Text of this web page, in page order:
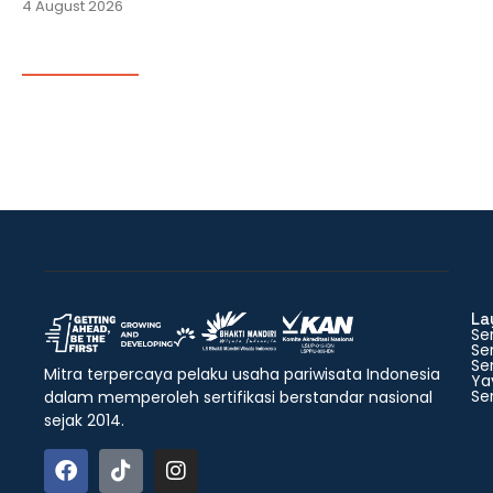
4 August 2026
Mitra terpercaya pelaku usaha pariwisata Indonesia
dalam memperoleh sertifikasi berstandar nasional
sejak 2014.